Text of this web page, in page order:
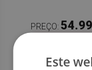
PREÇO: 54.99
Este